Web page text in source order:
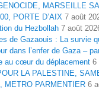
MARSEILLE
PORTE D’AIX 7 août
du Hezbollah 7 août
de Gazaouis : La survie
dans l’enfer de Gaza –
au cœur du déplacement 6
LA PALESTINE,
METRO PARMENTIER 6